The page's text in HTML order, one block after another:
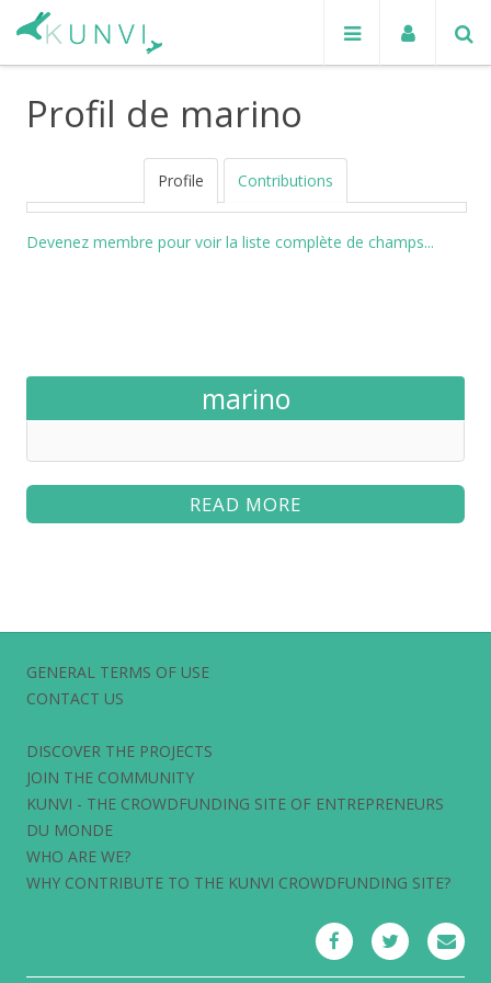
Profil de marino
Profile Contributions
Devenez membre pour voir la liste complète de champs...
marino
READ MORE
GENERAL TERMS OF USE
CONTACT US
DISCOVER THE PROJECTS
JOIN THE COMMUNITY
KUNVI - THE CROWDFUNDING SITE OF ENTREPRENEURS
DU MONDE
WHO ARE WE?
WHY CONTRIBUTE TO THE KUNVI CROWDFUNDING SITE?